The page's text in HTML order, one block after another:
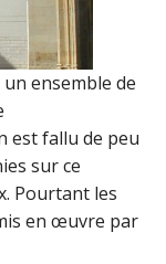
ensemble de
est fallu de peu
sur ce
Pourtant les
en œuvre par